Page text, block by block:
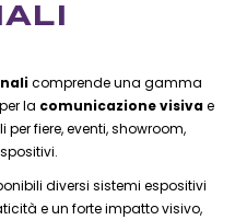
comprende una gamma
la comunicazione visivae
per fiere, eventi, showroom,
diversi sistemi espositivi
e un forte impatto visivo,